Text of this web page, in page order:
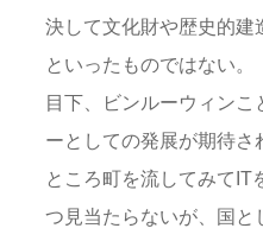
決して文化財や歴史的建
といったものではない。
目下、ビンルーウィンこ
ーとしての発展が期待
ところ町を流してみてIT
つ見当たらないが、国と